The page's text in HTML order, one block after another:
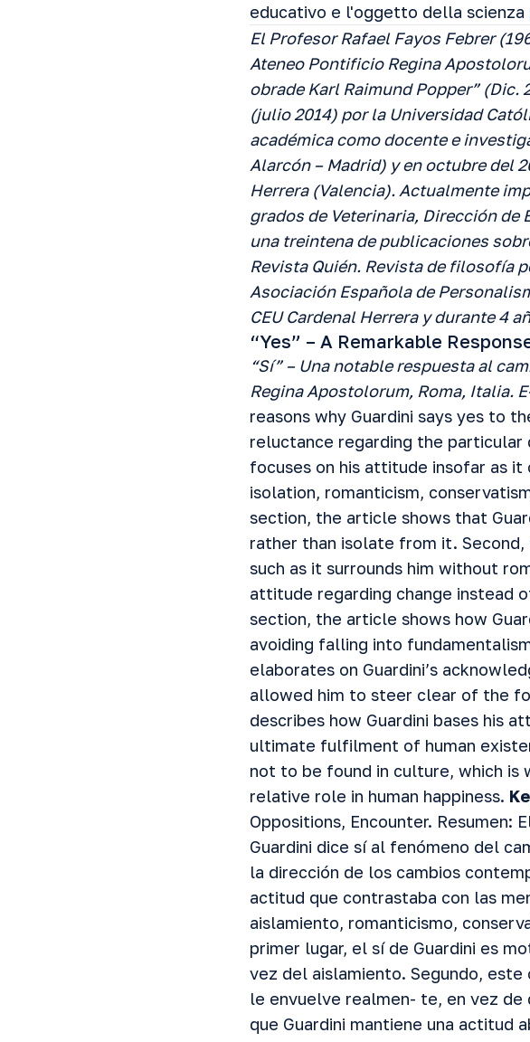
educativo e l'oggetto della scienza
El Profesor Rafael Fayos Febrer
Ateneo Pontificio Regina
obrade Karl Raimund Popper”
(julio 2014) por la Universidad
académica como docente e
Alarcón – Madrid) y en octubre del
Herrera (Valencia). Actualmente
grados de Veterinaria, Dirección de
una treintena de publicaciones
Revista Quién. Revista de filosofía
Asociación Española de
CEU Cardenal Herrera y durante 4
“Yes” – A Remarkable
“Sí” – Una notable respuesta al
Regina Apostolorum, Roma, Italia.
reasons why Guardini says yes to
reluctance regarding the particular
focuses on his attitude insofar as
isolation, romanticism,
section, the article shows that
rather than isolate from it.
such as it surrounds him without
attitude regarding change instead
section, the article shows how
avoiding falling into
elaborates on Guardini’s
allowed him to steer clear of the
describes how Guardini bases his
ultimate fulfilment of human
not to be found in culture, which is
relative role in human happiness.
Oppositions, Encounter. Resumen:
Guardini dice sí al fenómeno del
la dirección de los cambios
actitud que contrastaba con las
aislamiento, romanticismo,
primer lugar, el sí de Guardini es
vez del aislamiento. Segundo,
le envuelve realmen- te, en vez de
que Guardini mantiene una actitud